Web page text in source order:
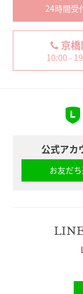
24時間受
京
10:00 -
公式アカ
お友だ
LINE